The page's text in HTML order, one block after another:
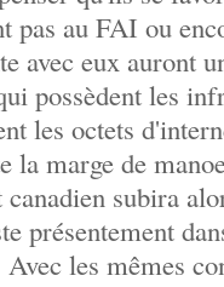
pas au FAI ou
avec eux auront
possèdent les
les octets
la marge de
subira
présentement
les mêmes